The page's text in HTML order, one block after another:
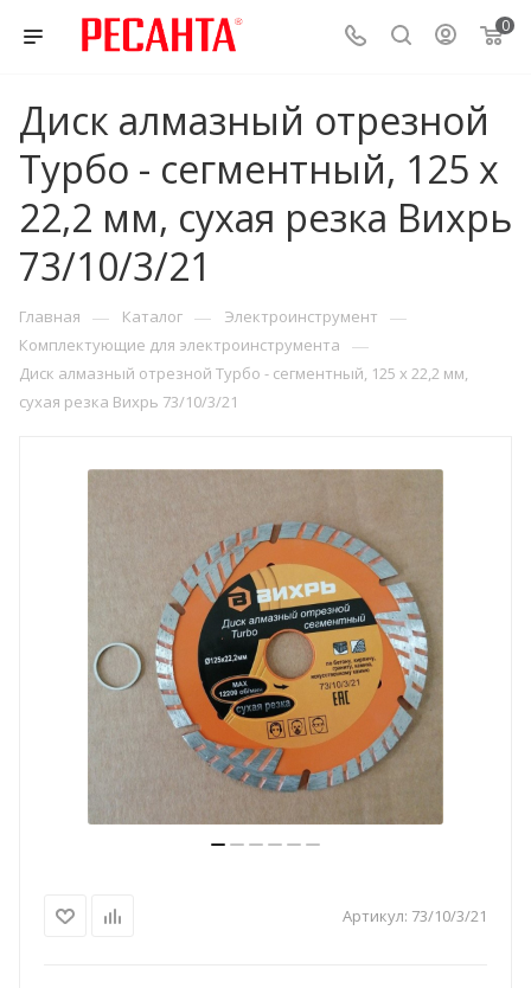
0
Диск алмазный отрезной
Турбо - сегментный, 125 х
22,2 мм, сухая резка Вихрь
73/10/3/21
Главная — Каталог — Электроинструмент —
Комплектующие для электроинструмента —
Диск алмазный отрезной Турбо - сегментный, 125 х 22,2 мм,
сухая резка Вихрь 73/10/3/21
Артикул: 73/10/3/21